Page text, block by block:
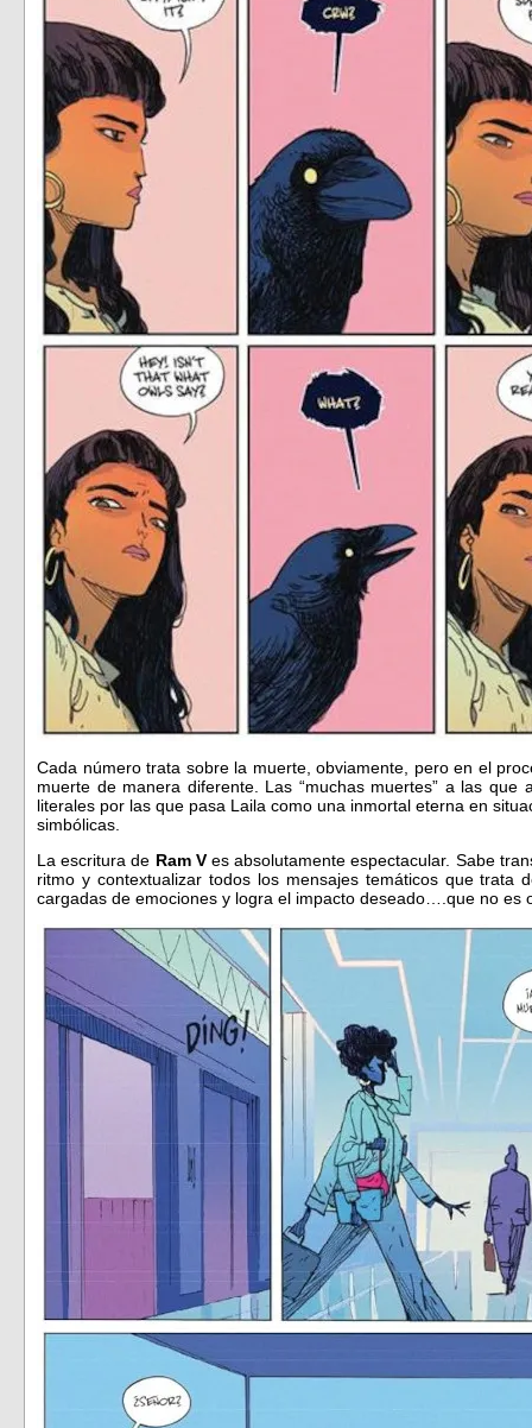
Cada número trata sobre la muerte, obviamente, pero en el
muerte de manera diferente. Las “muchas muertes” a las
literales por las que pasa Laila como una inmortal eterna en
simbólicas.
La escritura de Ram Ves absolutamente espectacular. Sabe
ritmo y contextualizar todos los mensajes temáticos que trata
cargadas de emociones y logra el impacto deseado….que no es